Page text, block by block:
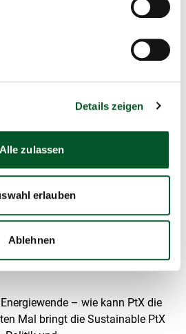
Details zeigen
Alle zulassen
erlauben
Ablehnen
69-71
hinzufügen
PtX Conference.
to Opportunity:
Amid Global
– wie kann PtX die
Mal bringt die Sustainable PtX